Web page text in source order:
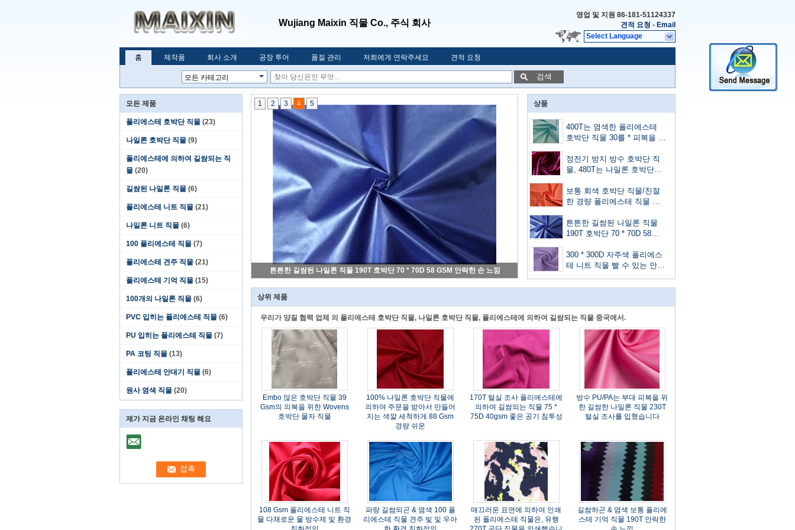
Wujiang Maixin 직물 Co., 주식 회사
영업 및 지원 86-181-51124337
견적 요청 - Email
Select Language
홈 제작품 회사 소개 공장 투어 품질 관리 저희에게 연락주세요 견적 요청
검색
모든 제품
폴리에스테 호박단 직물 (23)
나일론 호박단 직물 (9)
폴리에스테에 의하여 길쌈되는 직
물 (20)
길쌈된 나일론 직물 (6)
폴리에스테 니트 직물 (21)
나일론 니트 직물 (6)
100 폴리에스테 직물 (7)
폴리에스테 견주 직물 (21)
폴리에스테 기억 직물 (15)
100개의 나일론 직물 (6)
PVC 입히는 폴리에스테 직물 (6)
PU 입히는 폴리에스테 직물 (7)
PA 코팅 직물 (13)
폴리에스테 안대기 직물 (6)
원사 염색 직물 (20)
제가 지금 온라인 채팅 해요
300 * 300D 자주색 폴리에스테 니트 직물 빨 수 있는 안락한 손 느낌
1 2 3 4 5 상품
400T는 염색한 폴리에스테
호박단 직물 30를 * 피복을 위
서 만들어진 색깔 한탄합니다
정전기 방지 방수 호박단 직
물, 480T는 나일론 호박단을
보통 회색 호박단 직물/친절
한 경량 폴리에스테 직물 피
튼튼한 길쌈된 나일론 직물
190T 호박단 70 * 70D 58
300 * 300D 자주색 폴리에스
테 니트 직물 빨 수 있는 안락
상위 제품
우리가 양질 협력 업체 의 폴리에스테 호박단 직물, 나일론 호박단 직물, 폴리에스테에 의하여 길쌈되는 직물 중국에서.
Embo 많은 호박단 직물 39
Gsm의 의복을 위한 Wovens
호박단 물자 직물
100% 나일론 호박단 직물에
의하여 주문을 받아서 만들어
지는 색깔 세척하게 88 Gsm
경량 쉬운
170T 털실 조사 폴리에스테에
의하여 길쌈되는 직물 75 *
75D 40gsm 좋은 공기 침투성
방수 PU/PA는 부대 피복을 위
한 길쌈한 나일론 직물 230T
털실 조사를 입혔습니다
108 Gsm 폴리에스테 니트 직
물 다채로운 물 방수제 및 환경
파랑 길쌈되곤 & 염색 100 폴
리에스테 직물 견주 빛 및 우아
매끄러운 표면에 의하여 인쇄
된 폴리에스테 직물은, 유행
길쌈하곤 & 염색 보통 폴리에
스테 기억 직물 190T 안락한